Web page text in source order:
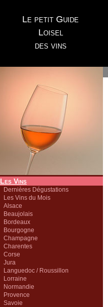
Le petit Guide
Loisel
des vins
Les Vins
Dernières Dégustations
Les Vins du Mois
Alsace
Beaujolais
Bordeaux
Bourgogne
Champagne
Charentes
Corse
Jura
Languedoc / Roussillon
Lorraine
Normandie
Provence
Savoie